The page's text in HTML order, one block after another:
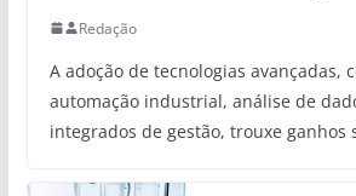
Redação
A adoção de tecnologias avançadas,
automação industrial, análise de
integrados de gestão, trouxe ganhos